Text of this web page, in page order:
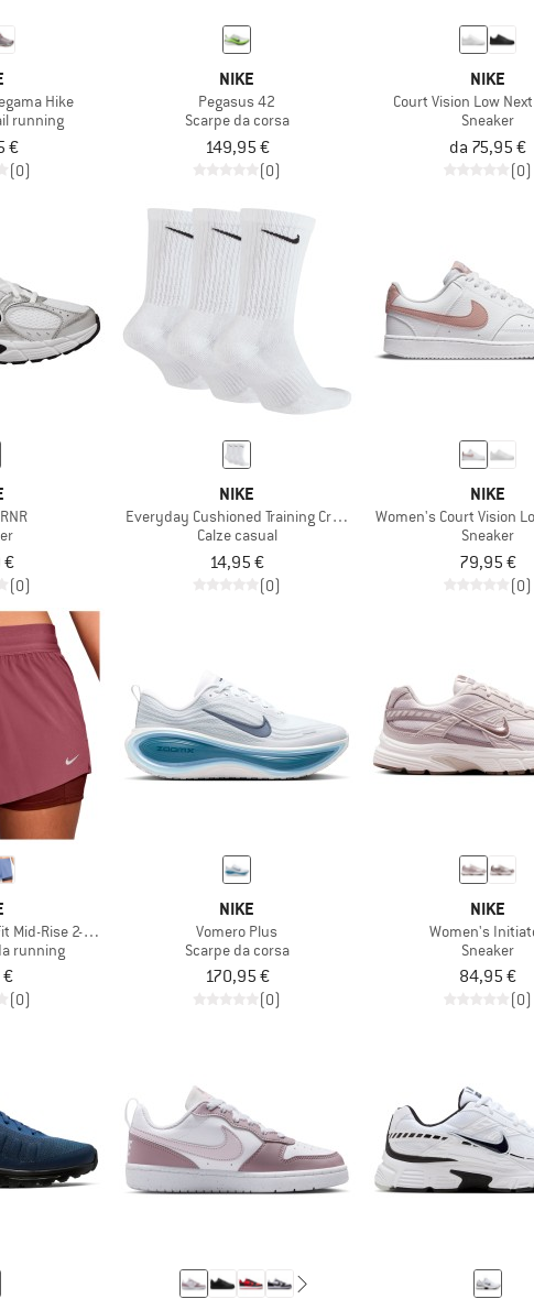
Hike
running
€
(0)
NIKE
Pegasus 42
Scarpe da corsa
149,95 €
(0)
NIKE
Court Vision Low
Sneaker
da 75,95 €
(0)
€
(0)
NIKE
Everyday Cushioned Training Crew Socks
Calze casual
14,95 €
(0)
NIKE
Women's Court Vision
Sneaker
79,95 €
(0)
Mid-Rise 2-In-1 Shorts
running
€
(0)
NIKE
Vomero Plus
Scarpe da corsa
170,95 €
(0)
NIKE
Women's
Sneaker
84,95 €
(0)